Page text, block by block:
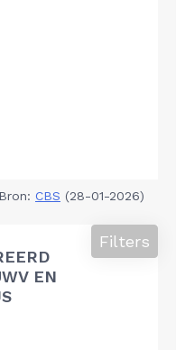
Bron: CBS (28-01-2026)
EN
Filters